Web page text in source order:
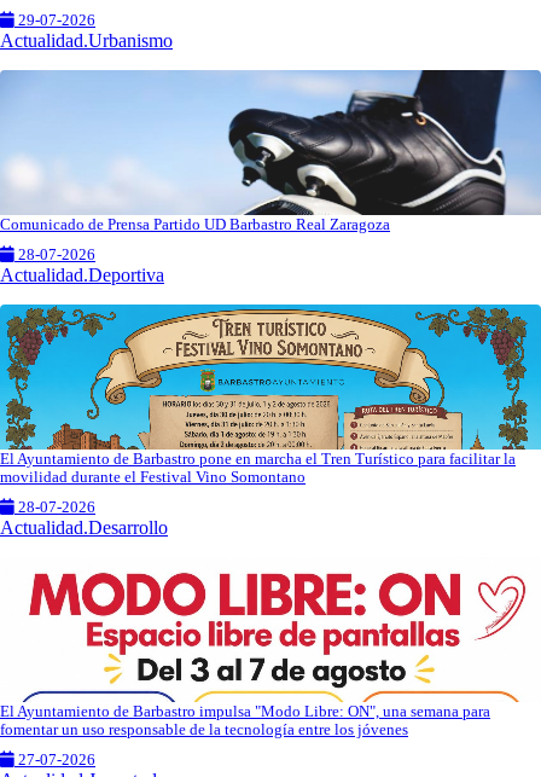
29-07-2026
Actualidad.Urbanismo
Comunicado de Prensa Partido UD Barbastro Real Zaragoza
28-07-2026
Actualidad.Deportiva
El Ayuntamiento de Barbastro pone en marcha el Tren Turístico para facilitar la
movilidad durante el Festival Vino Somontano
28-07-2026
Actualidad.Desarrollo
El Ayuntamiento de Barbastro impulsa "Modo Libre: ON", una semana para
fomentar un uso responsable de la tecnología entre los jóvenes
27-07-2026